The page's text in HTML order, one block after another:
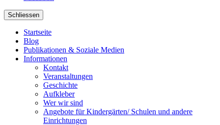
Schliessen
Startseite
Blog
Publikationen & Soziale Medien
Informationen
Kontakt
Veranstaltungen
Geschichte
Aufkleber
Wer wir sind
Angebote für Kindergärten/ Schulen und andere
Einrichtungen